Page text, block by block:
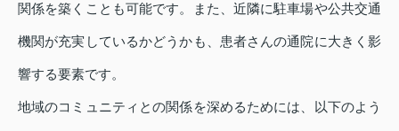
関係を築くことも可能です。また、近隣に駐車場や公共交通
機関が充実しているかどうかも、患者さんの通院に大きく影
響する要素です。
地域のコミュニティとの関係を深めるためには、以下のよう